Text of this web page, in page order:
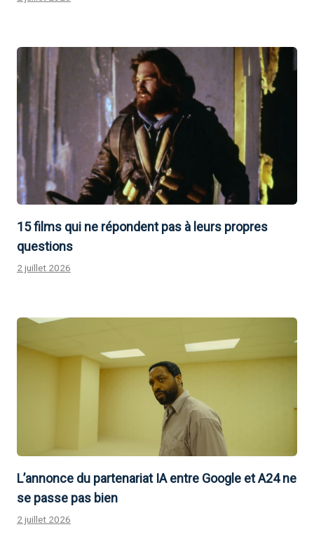
15 films qui ne répondent pas à leurs propres
questions
2 juillet 2026
L’annonce du partenariat IA entre Google et A24 ne
se passe pas bien
2 juillet 2026